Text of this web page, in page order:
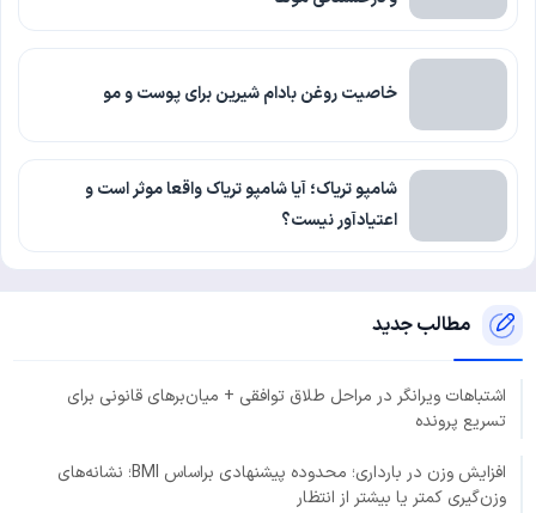
خاصیت روغن بادام شیرین برای پوست و مو
شامپو تریاک؛ آیا شامپو تریاک واقعا موثر است و
اعتیادآور نیست؟
مطالب جدید
اشتباهات ویرانگر در مراحل طلاق توافقی + میان‌برهای قانونی برای
تسریع پرونده
افزایش وزن در بارداری؛ محدوده پیشنهادی براساس BMI؛ نشانه‌های
وزن‌گیری کمتر یا بیشتر از انتظار